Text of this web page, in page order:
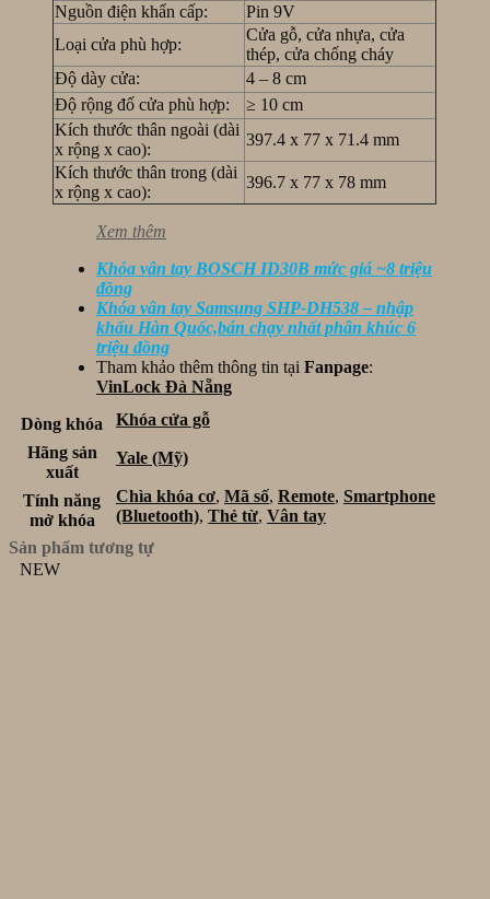
Nguồn điện khẩn cấp:
Pin 9V
Loại cửa phù hợp:
Cửa gỗ, cửa nhựa, cửa
thép, cửa chống cháy
Độ dày cửa:
4 – 8 cm
Độ rộng đố cửa phù hợp:
≥ 10 cm
Kích thước thân ngoài (dài
x rộng x cao):
397.4 x 77 x 71.4 mm
Kích thước thân trong (dài
x rộng x cao):
396.7 x 77 x 78 mm
Xem thêm
Khóa vân tay BOSCH ID30B mức giá ~8 triệu
đồng
Khóa vân tay Samsung SHP-DH538 – nhập
khẩu Hàn Quốc,bán chạy nhất phân khúc 6
triệu đồng
Tham khảo thêm thông tin tại Fanpage:
VinLock Đà Nẵng
Dòng khóa
Khóa cửa gỗ
Hãng sản
xuất
Yale (Mỹ)
Tính năng
mở khóa
Chìa khóa cơ, Mã số, Remote, Smartphone
(Bluetooth), Thẻ từ, Vân tay
Sản phẩm tương tự
NEW